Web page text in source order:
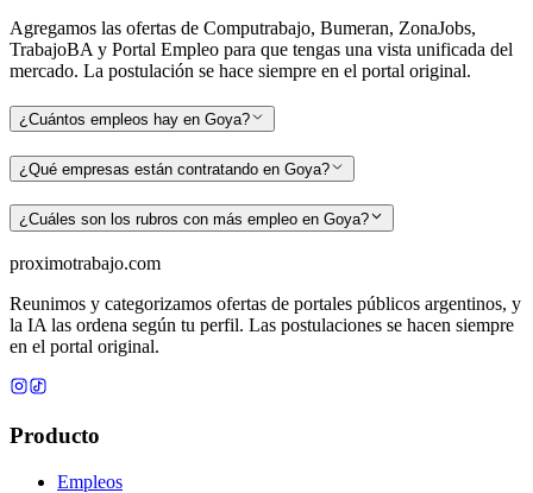
Agregamos las ofertas de Computrabajo, Bumeran, ZonaJobs,
TrabajoBA y Portal Empleo para que tengas una vista unificada del
mercado. La postulación se hace siempre en el portal original.
¿Cuántos empleos hay en Goya?
¿Qué empresas están contratando en Goya?
¿Cuáles son los rubros con más empleo en Goya?
proximotrabajo.com
Reunimos y categorizamos ofertas de portales públicos argentinos, y
la IA las ordena según tu perfil. Las postulaciones se hacen siempre
en el portal original.
Producto
Empleos